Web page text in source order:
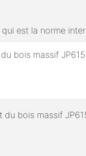
est la norme